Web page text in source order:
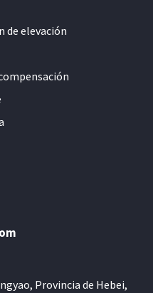
de elevación
Provincia de Hebei,